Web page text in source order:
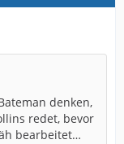
denken,
redet, bevor
bearbeitet…